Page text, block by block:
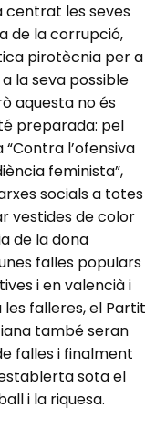
centrat les seves
de la corrupció,
pirotècnia per a
la seva possible
aquesta no és
preparada: pel
l’ofensiva
feminista”,
socials a totes
vestides de color
de la dona
falles populars
i en valencià i
les falleres, el Partit
també seran
falles i finalment
sota el
i la riquesa.